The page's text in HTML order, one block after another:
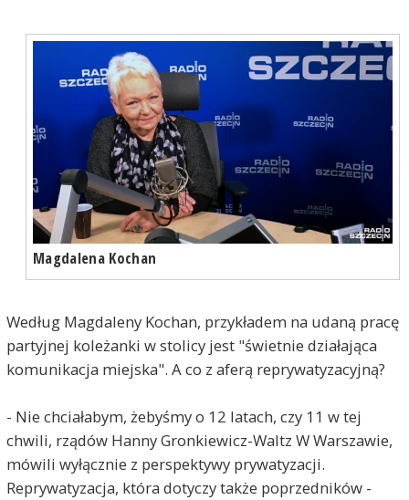
Magdalena Kochan
Według Magdaleny Kochan, przykładem na udaną pracę
partyjnej koleżanki w stolicy jest "świetnie działająca
komunikacja miejska". A co z aferą reprywatyzacyjną?
- Nie chciałabym, żebyśmy o 12 latach, czy 11 w tej
chwili, rządów Hanny Gronkiewicz-Waltz W Warszawie,
mówili wyłącznie z perspektywy prywatyzacji.
Reprywatyzacja, która dotyczy także poprzedników -